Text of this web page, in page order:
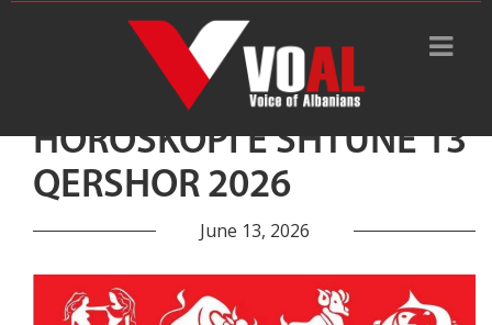
HOROSKOPI E SHTUNË 13
QERSHOR 2026
June 13, 2026